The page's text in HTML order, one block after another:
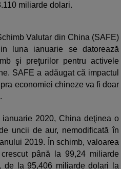
miliarde dolari.
Valutar din China (SAFE)
luna ianuarie se datorează
şi preţurilor pentru activele
SAFE a adăugat că impactul
economiei chineze va fi doar
.
2020, China deţinea o
uncii de aur, nemodificată în
2019. În schimb, valoarea
până la 99,24 miliarde
la 95,406 miliarde dolari la